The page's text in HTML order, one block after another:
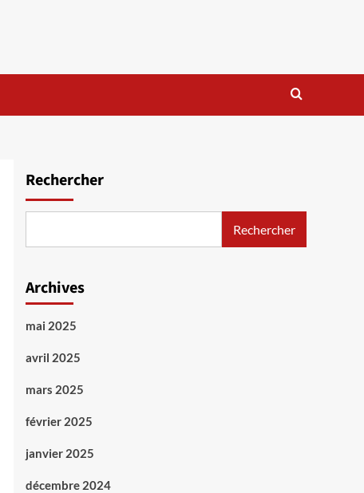
Rechercher
Rechercher
Archives
mai 2025
avril 2025
mars 2025
février 2025
janvier 2025
décembre 2024